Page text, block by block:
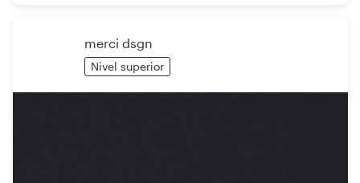
merci dsgn
Nivel superior